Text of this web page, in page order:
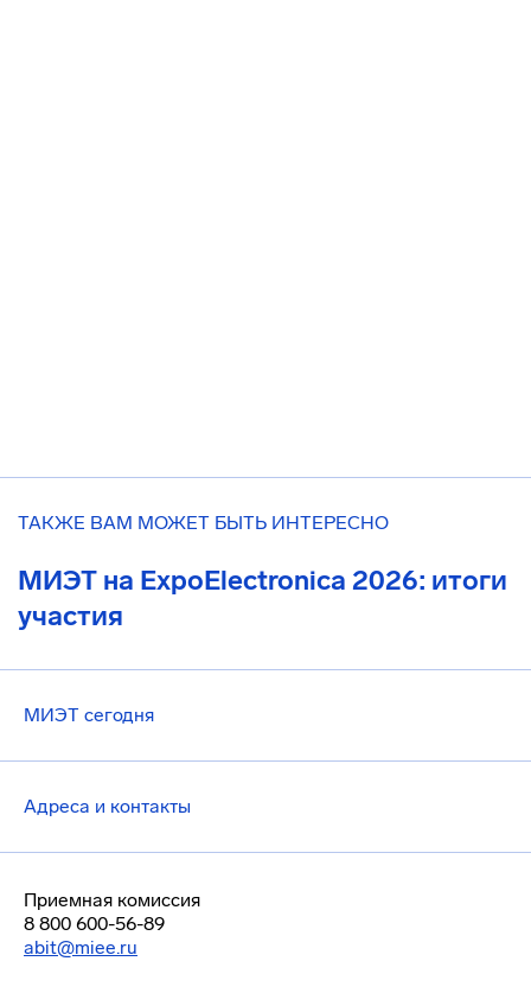
ТАКЖЕ ВАМ МОЖЕТ БЫТЬ ИНТЕРЕСНО
МИЭТ на ExpoElectronica 2026: итоги
участия
МИЭТ сегодня
Адреса и контакты
Приемная комиссия
8 800 600-56-89
abit@miee.ru